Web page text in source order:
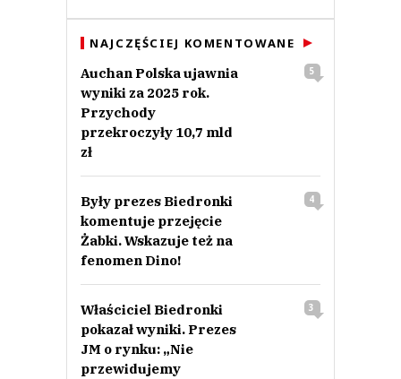
hej
This comment was minimized by the moderator on the site
hej
0
0
Andrzej.
21.06.2023 / 11:12
NAJCZĘŚCIEJ KOMENTOWANE
Auchan Polska ujawnia
wyniki za 2025 rok.
Przychody
przekroczyły 10,7 mld
zł
5
Były prezes Biedronki
komentuje przejęcie
Żabki. Wskazuje też na
fenomen Dino!
4
Właściciel Biedronki
pokazał wyniki. Prezes
JM o rynku: „Nie
przewidujemy
3